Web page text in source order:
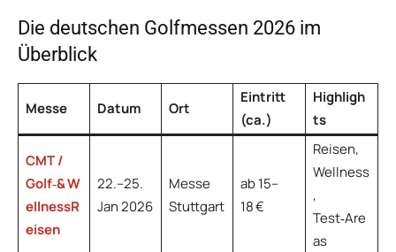
Die deutschen Golfmessen 2026 im
Überblick
Messe Datum Ort
Eintritt
(ca.)
Highligh
ts
CMT /
Golf‑& W
ellnessR
eisen
22.–25.
Jan 2026
Messe
Stuttgart
ab 15–
18 €
Reisen,
Wellness
,
Test‑Are
as